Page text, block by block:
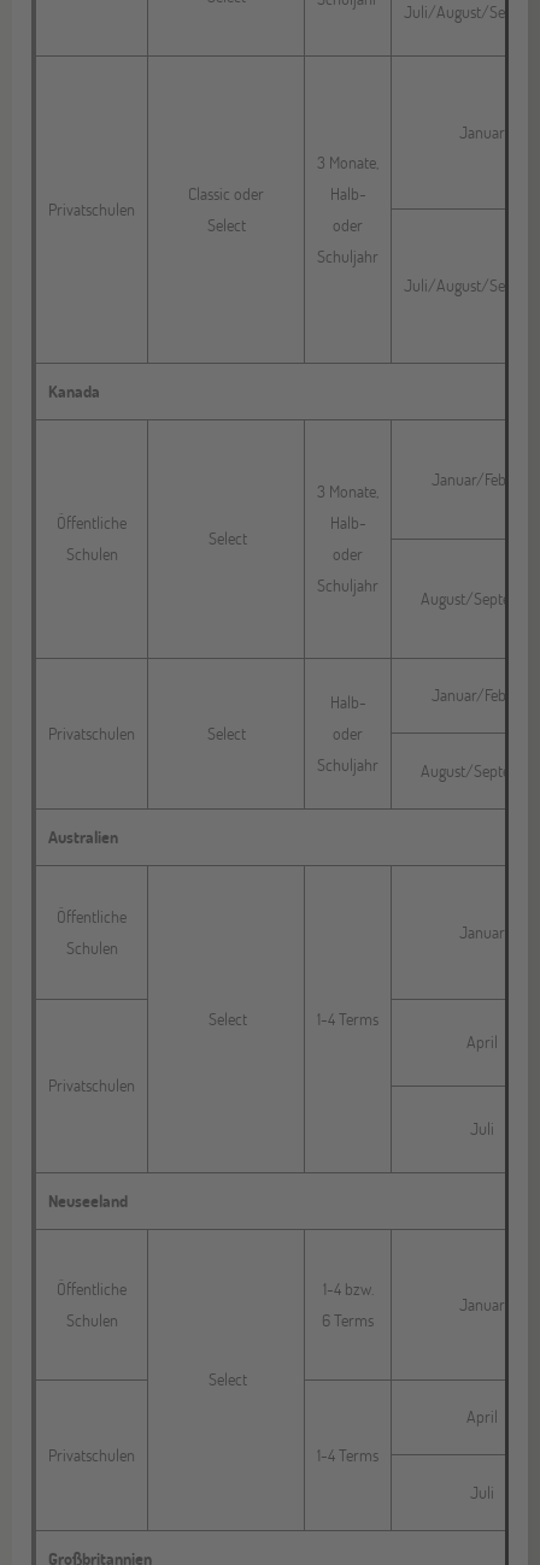
Juli/August/
Privatschulen
Classic oder
Select
3 Monate,
Halb-
oder
Schuljahr
Januar
Juli/August/
Kanada
Öffentliche
Schulen
Select
3 Monate,
Halb-
oder
Schuljahr
Januar/Februar
August/
Privatschulen Select
Halb-
oder
Schuljahr
Januar/Februar
August/
Australien
Öffentliche
Schulen
Select 1-4 Terms
Januar
Privatschulen
April
Juli
Neuseeland
Öffentliche
Schulen
Select
1-4 bzw.
6 Terms
Januar
Privatschulen 1-4 Terms
April
Juli
Großbritannien